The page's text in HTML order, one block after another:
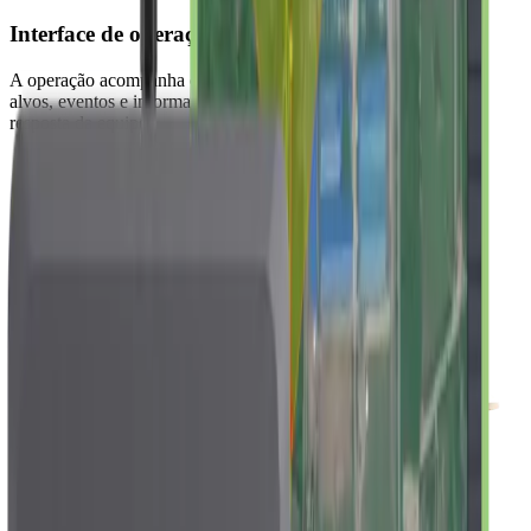
Interface de operação
A operação acompanha o perímetro por software, visualizando
alvos, eventos e informações de rastreamento para orientar a
resposta da equipe.